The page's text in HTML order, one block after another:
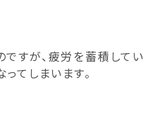
すが、 疲労を蓄積してい
てしまいます。